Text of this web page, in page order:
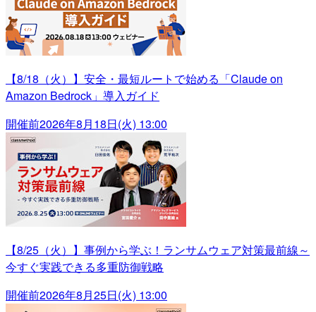
【8/18（火）】安全・最短ルートで始める「Claude on
Amazon Bedrock」導入ガイド
開催前2026年8月18日(火) 13:00
【8/25（火）】事例から学ぶ！ランサムウェア対策最前線～
今すぐ実践できる多重防御戦略
開催前2026年8月25日(火) 13:00